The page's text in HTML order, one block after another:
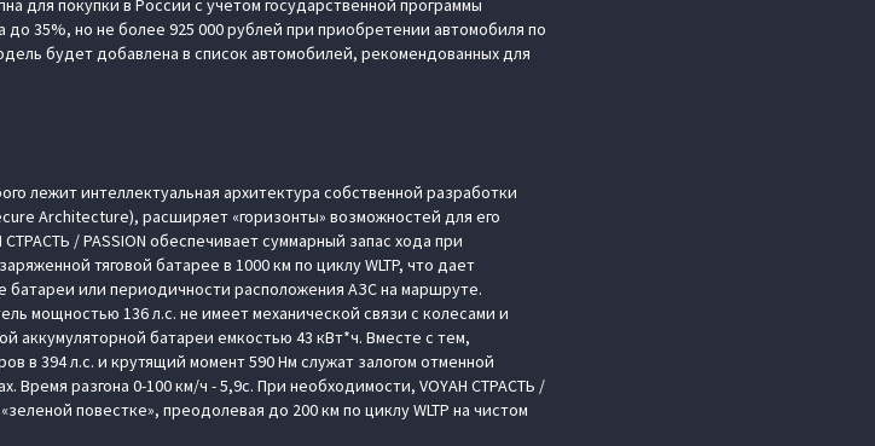
для покупки в России с учетом государственной программы
35%, но не более 925 000 рублей при приобретении автомобиля по
будет добавлена в список автомобилей, рекомендованных для
лежит интеллектуальная архитектура собственной разработки
Architecture), расширяет «горизонты» возможностей для его
/ PASSION обеспечивает суммарный запас хода при
тяговой батарее в 1000 км по циклу WLTP, что дает
батареи или периодичности расположения АЗС на маршруте.
мощностью 136 л.с. не имеет механической связи с колесами и
аккумуляторной батареи емкостью 43 кВт*ч. Вместе с тем,
в 394 л.с. и крутящий момент 590 Нм служат залогом отменной
Время разгона 0-100 км/ч - 5,9с. При необходимости, VOYAH СТРАСТЬ /
повестке», преодолевая до 200 км по циклу WLTP на чистом